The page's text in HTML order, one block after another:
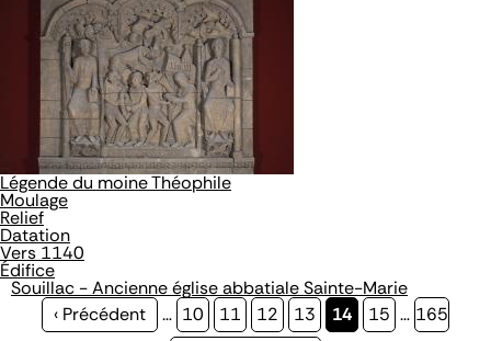
Légende du moine Théophile
Moulage
Relief
Datation
Vers 1140
Édifice
Souillac - Ancienne église abbatiale Sainte-Marie
Page
‹ Précédent … Page
10 Page
11 Page
12 Page
13
Page
14 Page
15 … Page
165